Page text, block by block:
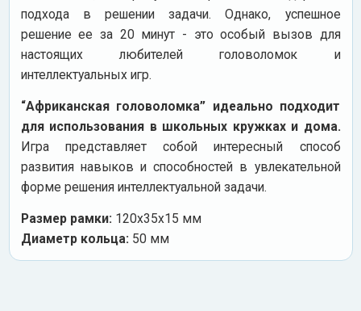
подхода в решении задачи. Однако, успешное
решение ее за 20 минут - это особый вызов для
настоящих любителей головоломок и
интеллектуальных игр.
“Африканская головоломка” идеально подходит
для использования в школьных кружках и дома.
Игра представляет собой интересный способ
развития навыков и способностей в увлекательной
форме решения интеллектуальной задачи.
Размер рамки: 120х35х15 мм
Диаметр кольца: 50 мм